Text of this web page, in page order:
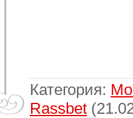
Категория:
Rassbet